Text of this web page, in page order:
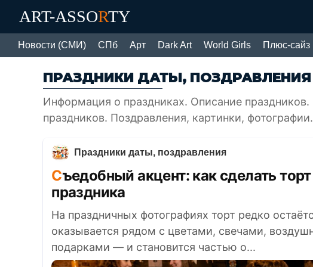
ART-ASSORTY
Новости (СМИ) СПб Арт Dark Art World Girls Плюс-сайз
ПРАЗДНИКИ ДАТЫ, ПОЗДРАВЛЕНИЯ
Информация о праздниках. Описание
праздников. Поздравления, картинки, фотографии.
Праздники даты, поздравления
Съедобный акцент: как сделать торт частью оформления
праздника
На праздничных фотографиях торт редко
оказывается рядом с цветами, свечами,
подарками — и становится частью о...